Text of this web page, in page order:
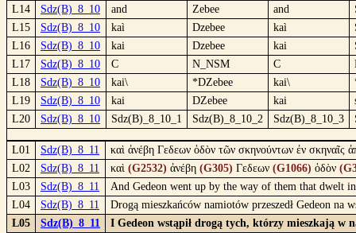
L14 Sdz(B)_8_10 and Zebee and
L15
Sdz(B)_8_10 kaì Dzebee kaì
L16
Sdz(B)_8_10 kai Dzebee kai
L17
Sdz(B)_8_10 C N_NSM C
L18
Sdz(B)_8_10 kai\ *DZebee kai\
L19
Sdz(B)_8_10 kai DZebee kai
L20
Sdz(B)_8_10 Sdz(B)_8_10_1 Sdz(B)_8_10_2 Sdz(B)_8_10_3
L01 Sdz(B)_8_11
καὶ ἀνέβη Γεδεων ὁδὸν τῶν σκηνούντων ἐν σκηναῖς
L02
Sdz(B)_8_11 καὶ (G2532) ἀνέβη (G305) Γεδεων (G1066) ὁδὸν
L03
Sdz(B)_8_11
And Gedeon went up by the way of them that dwelt in
L04
Sdz(B)_8_11
Drogą mieszkańców namiotów przeszedł Gedeon na
L05
Sdz(B)_8_11
I Gedeon wstąpił drogą tych, którzy mieszkają w